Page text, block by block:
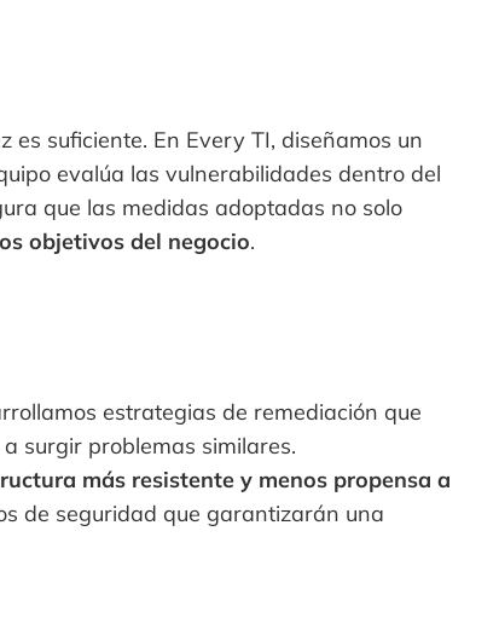
suficiente. En Every TI, diseñamos un
evalúa las vulnerabilidades dentro del
que las medidas adoptadas no solo
objetivos del negocio.
estrategias de remediación que
surgir problemas similares.
más resistente y menos propensa a
de seguridad que garantizarán una